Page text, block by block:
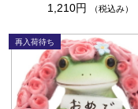
1,210円
（税込み）